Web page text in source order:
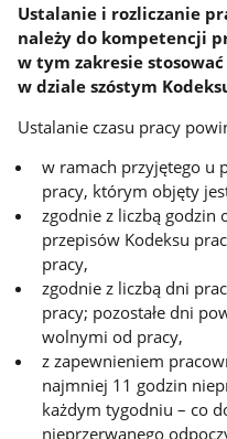
Ustalanie i rozliczanie
należy do kompetencji
w tym zakresie
w dziale szóstym
Ustalanie czasu pracy
w ramach przyjętego u
pracy, którym objęty
zgodnie z liczbą godzin
przepisów Kodeksu
pracy,
zgodnie z liczbą dni
pracy; pozostałe dni
wolnymi od pracy,
z zapewnieniem
najmniej 11 godzin
każdym tygodniu – co
nieprzerwanego